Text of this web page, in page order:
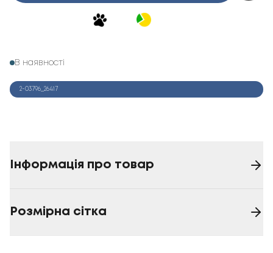
В наявності
2-03796_26417
Інформація про товар
Розмірна сітка